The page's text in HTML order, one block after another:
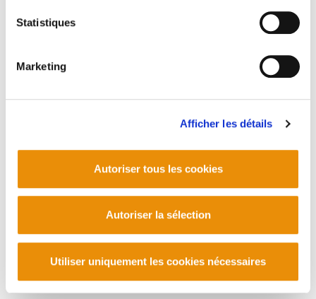
Statistiques
Marketing
Afficher les détails
Autoriser tous les cookies
Autoriser la sélection
Utiliser uniquement les cookies nécessaires